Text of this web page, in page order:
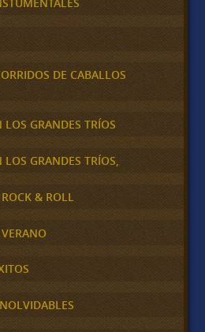
DE CABALLOS
GRANDES TRÍOS
LOS GRANDES TRÍOS,
& ROLL